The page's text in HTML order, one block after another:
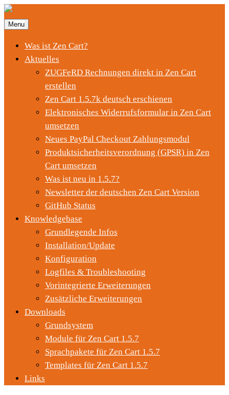
Menu
Was ist Zen Cart?
Aktuelles
ZUGFeRD Rechnungen direkt in Zen Cart
erstellen
Zen Cart 1.5.7k deutsch erschienen
Elektronisches Widerrufsformular in Zen Cart
umsetzen
Neues PayPal Checkout Zahlungsmodul
Produktsicherheitsverordnung (GPSR) in Zen
Cart umsetzen
Was ist neu in 1.5.7?
Newsletter der deutschen Zen Cart Version
GitHub Status
Knowledgebase
Grundlegende Infos
Installation/Update
Konfiguration
Logfiles & Troubleshooting
Vorintegrierte Erweiterungen
Zusätzliche Erweiterungen
Downloads
Grundsystem
Module für Zen Cart 1.5.7
Sprachpakete für Zen Cart 1.5.7
Templates für Zen Cart 1.5.7
Links